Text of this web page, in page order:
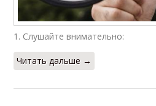
1. Слушайте внимательно:
Читать дальше →